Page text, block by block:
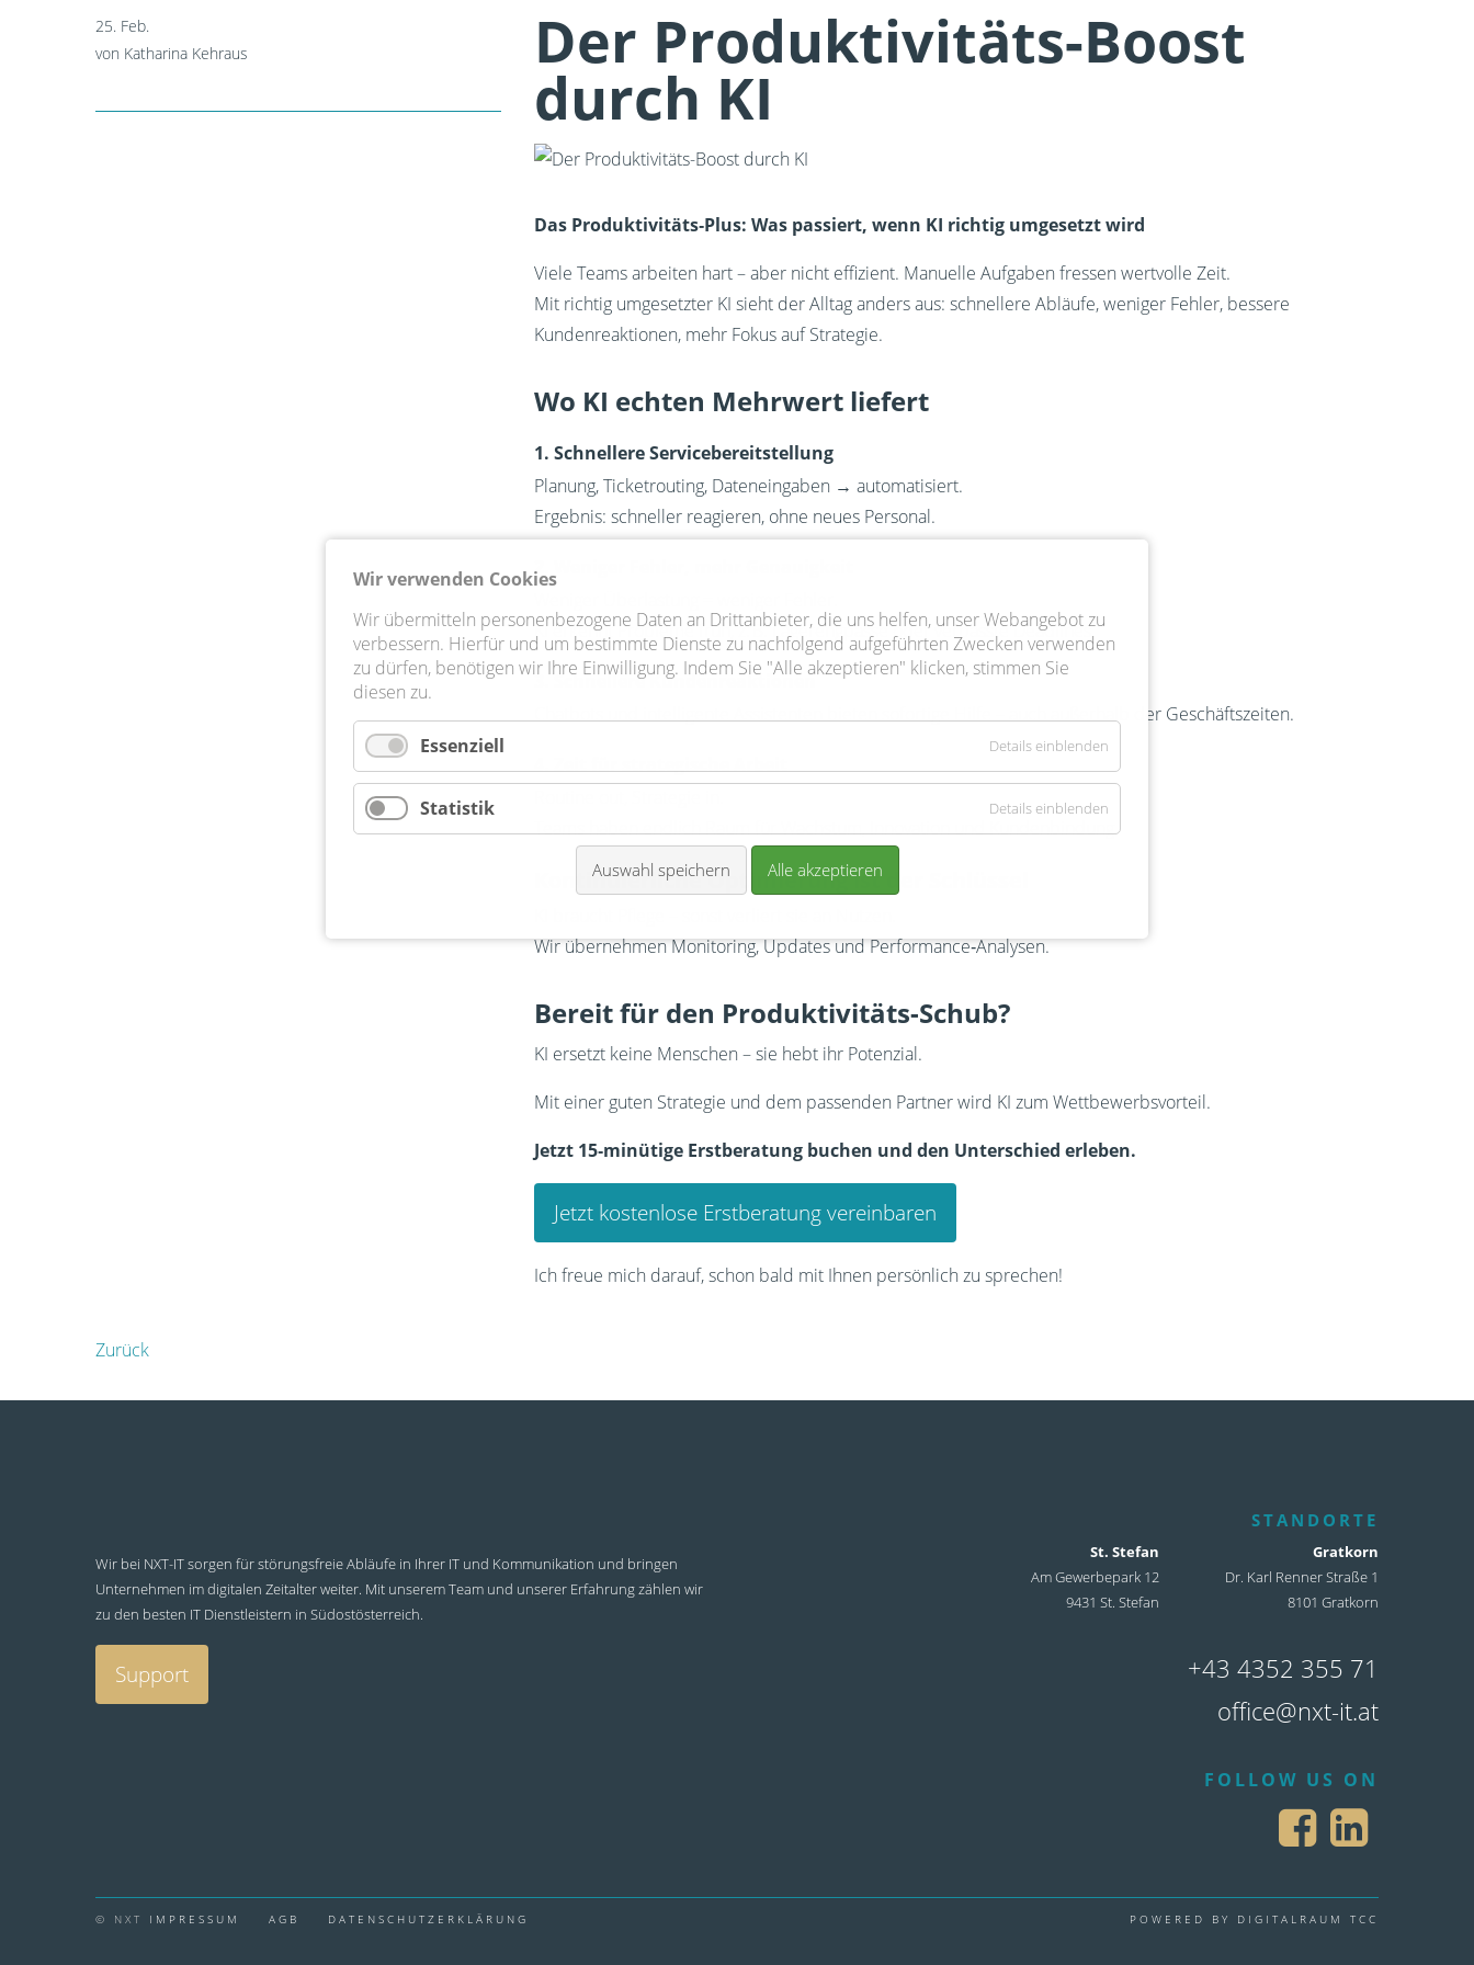
25. Feb.
von Katharina Kehraus
Der Produktivitäts-Boost
durch KI
Das Produktivitäts‑Plus: Was passiert, wenn KI richtig umgesetzt wird
Viele Teams arbeiten hart – aber nicht effizient. Manuelle Aufgaben fressen wertvolle Zeit.
Mit richtig umgesetzter KI sieht der Alltag anders aus: schnellere Abläufe, weniger Fehler, bessere
Kundenreaktionen, mehr Fokus auf Strategie.
Wo KI echten Mehrwert liefert
1. Schnellere Servicebereitstellung
Planung, Ticketrouting, Dateneingaben → automatisiert.
Ergebnis: schneller reagieren, ohne neues Personal.
2. Weniger Fehler, mehr Genauigkeit
KI erkennt Probleme früh, z. B. Lagerengpässe oder verpasste Deadlines.
3. Schnellere Kundenreaktionen
Chatbots und intelligente Assistenten bieten sofortige Hilfe – auch außerhalb der Geschäftszeiten.
Teams haben endlich Raum für Wachstum, Innovation und Kundenbindung.
Kontinuierliche Optimierung ist der Schlüssel
Wir übernehmen Monitoring, Updates und Performance‑Analysen.
Bereit für den Produktivitäts-Schub?
KI ersetzt keine Menschen – sie hebt ihr Potenzial.
Mit einer guten Strategie und dem passenden Partner wird KI zum Wettbewerbsvorteil.
Jetzt 15‑minütige Erstberatung buchen und den Unterschied erleben.
Jetzt kostenlose Erstberatung vereinbaren
Ich freue mich darauf, schon bald mit Ihnen persönlich zu sprechen!
Zurück
Wir bei NXT-IT sorgen für störungsfreie Abläufe in Ihrer IT und Kommunikation und bringen
Unternehmen im digitalen Zeitalter weiter. Mit unserem Team und unserer Erfahrung zählen wir
zu den besten IT Dienstleistern in Südostösterreich.
Support
STANDORTE
St. Stefan
Am Gewerbepark 12
9431 St. Stefan
Gratkorn
Dr. Karl Renner Straße 1
8101 Gratkorn
+43 4352 355 71
office@nxt-it.at
FOLLOW US ON
© NXT IMPRESSUM AGB DATENSCHUTZERKLÄRUNG POWERED BY DIGITALRAUM TCC
Wir verwenden Cookies
Wir übermitteln personenbezogene Daten an Drittanbieter, die uns helfen, unser Webangebot zu
verbessern. Hierfür und um bestimmte Dienste zu nachfolgend aufgeführten Zwecken verwenden
zu dürfen, benötigen wir Ihre Einwilligung. Indem Sie "Alle akzeptieren" klicken, stimmen Sie
diesen zu.
Essenziell Details einblenden
Statistik Details einblenden
Auswahl speichern Alle akzeptieren